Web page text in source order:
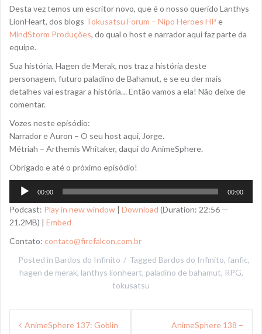
Desta vez temos um escritor novo, que é o nosso querido Lanthys
LionHeart, dos blogs Tokusatsu Forum – Nipo Heroes HP e
MindStorm Produções, do qual o host e narrador aqui faz parte da
equipe.
Sua história, Hagen de Merak, nos traz a história deste
personagem, futuro paladino de Bahamut, e se eu der mais
detalhes vai estragar a história… Então vamos a ela! Não deixe de
comentar.
Vozes neste episódio:
Narrador e Auron – O seu host aqui, Jorge.
Métriah – Arthemis Whitaker, daqui do AnimeSphere.
Obrigado e até o próximo episódio!
Tocador
áudio
00:00 00:00
Podcast: Play in new window | Download (Duration: 22:56 —
21.2MB) | Embed
Contato: contato@firefalcon.com.br
Posted in Bardos do Infinito Tagged Bardos do Infinito, fanfic,
hagen de merak, lanthys lionheart, paladino de bahamut, RPG,
tokusatsu
Navegação
AnimeSphere 137: Goblin
AnimeSphere 138 –